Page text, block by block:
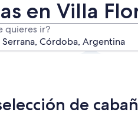
en Villa
quieres ir?
23 ago.
meses
1 nov.
de